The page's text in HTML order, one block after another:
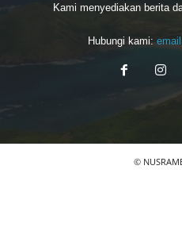
Kami menyediakan berita
Hubungi kami:
©